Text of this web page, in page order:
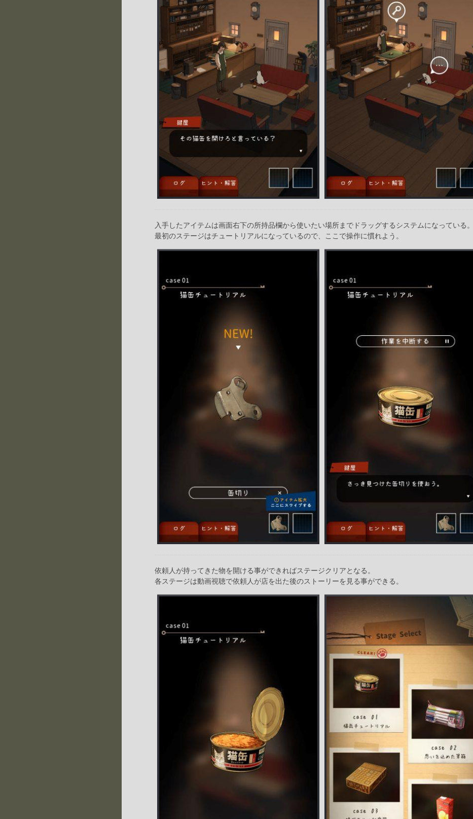
入手したアイテムは画面右下の所持品欄から使いたい場所までドラッグするシステムになっている。
最初のステージはチュートリアルになっているので、ここで操作に慣れよう。
依頼人が持ってきた物を開ける事ができればステージクリアとなる。
各ステージは動画視聴で依頼人が店を出た後のストーリーを見る事ができる。